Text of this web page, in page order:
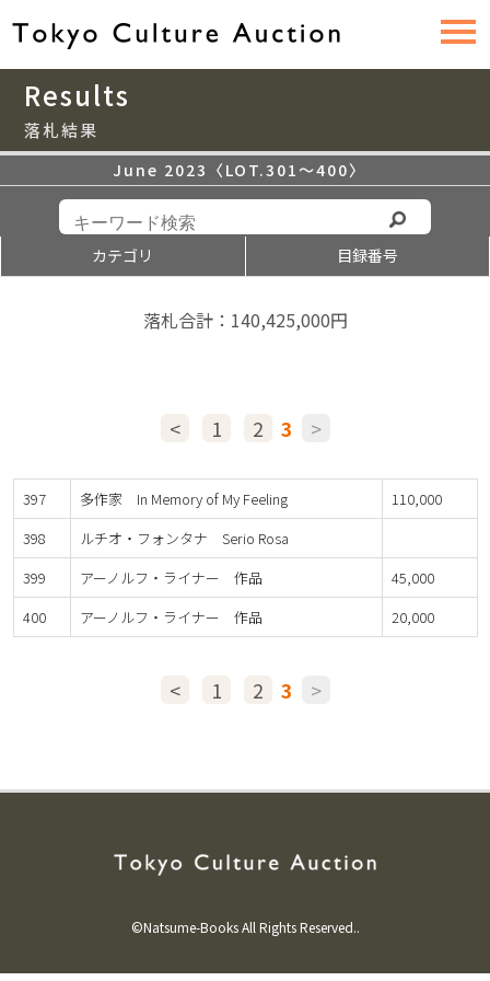
Results
落札結果
June 2023〈LOT.301〜400〉
カテゴリ 目録番号
落札合計：140,425,000円
< 1 2 3 >
397 多作家 In Memory of My Feeling
110,000
398
ルチオ・フォンタナ Serio Rosa
399
アーノルフ・ライナー 作品
45,000
400
アーノルフ・ライナー 作品 20,000
< 1 2 3 >
©Natsume-Books All Rights Reserved..